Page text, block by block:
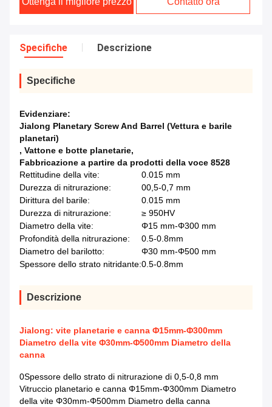
Specifiche Descrizione
Specifiche
Evidenziare:
Jialong Planetary Screw And Barrel (Vettura e barile
planetari)
, Vattone e botte planetarie,
Fabbricazione a partire da prodotti della voce 8528
Rettitudine della vite:
0.015 mm
Durezza di nitrurazione:
00,5-0,7 mm
Dirittura del barile:
0.015 mm
Durezza di nitrurazione:
≥ 950HV
Diametro della vite:
Φ15 mm-Φ300 mm
Profondità della nitrurazione:
0.5-0.8mm
Diametro del barilotto:
Φ30 mm-Φ500 mm
Spessore dello strato nitridante:0.5-0.8mm
Descrizione
Jialong: vite planetarie e canna Φ15mm-Φ300mm
Diametro della vite Φ30mm-Φ500mm Diametro della
canna
0Spessore dello strato di nitrurazione di 0,5-0,8 mm
Vitruccio planetario e canna Φ15mm-Φ300mm Diametro
della vite Φ30mm-Φ500mm Diametro della canna